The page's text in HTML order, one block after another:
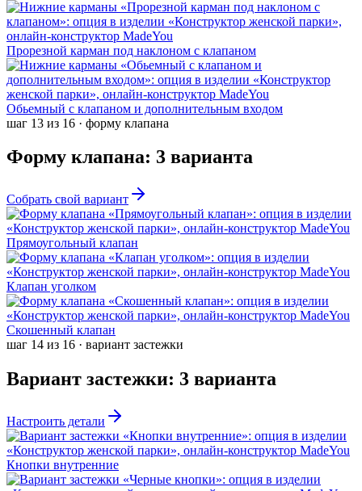
Прорезной карман под наклоном с клапаном
Обьемный с клапаном и дополнительным входом
шаг 13 из 16 · форму клапана
Форму клапана: 3 варианта
Собрать свой вариант
Прямоугольный клапан
Клапан уголком
Скошенный клапан
шаг 14 из 16 · вариант застежки
Вариант застежки: 3 варианта
Настроить детали
Кнопки внутренние